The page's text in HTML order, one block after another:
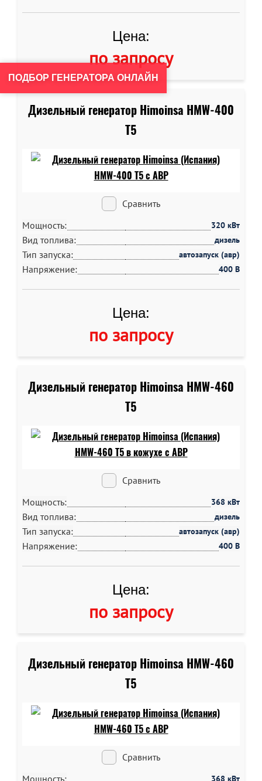
Цена:
по запросу
Дизельный генератор Himoinsa HMW-400
T5
Сравнить
Мощность:
320 кВт
Вид топлива: дизель
Тип запуска: автозапуск (авр)
Напряжение: 400 В
Цена:
по запросу
Дизельный генератор Himoinsa HMW-460
T5
Сравнить
Мощность:
368 кВт
Вид топлива: дизель
Тип запуска: автозапуск (авр)
Напряжение: 400 В
Цена:
по запросу
Дизельный генератор Himoinsa HMW-460
T5
Сравнить
Мощность:
368 кВт
ПОДБОР ГЕНЕРАТОРА ОНЛАЙН